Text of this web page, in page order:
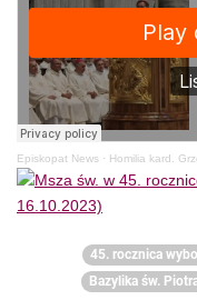
Episkopat News · Homilia kard.
45. rocznica
Bazylika św.